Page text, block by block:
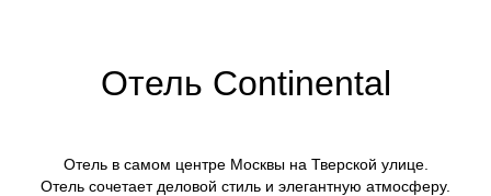
Отель Continental
Отель в самом центре Москвы на Тверской улице.
Отель сочетает деловой стиль и элегантную атмосферу.